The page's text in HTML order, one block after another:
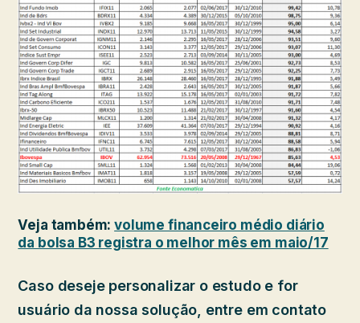
Veja também:volume financeiro médio diário
da bolsa B3 registra o melhor mês em maio/17
Caso deseje personalizar o estudo e for
usuário da nossa solução, entre em contato